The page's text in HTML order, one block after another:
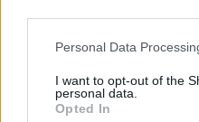
Personal Data
I want to opt-out of the
personal data.
Opted In
Διάβασε σχετικά